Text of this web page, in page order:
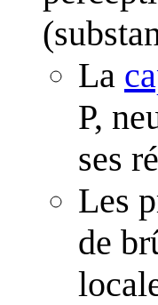
La
P,
ses
Les
de